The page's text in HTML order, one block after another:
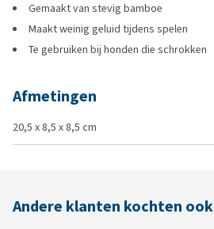
Gemaakt van stevig bamboe
Maakt weinig geluid tijdens spelen
Te gebruiken bij honden die schrokken
Afmetingen
20,5 x 8,5 x 8,5 cm
Andere klanten kochten ook